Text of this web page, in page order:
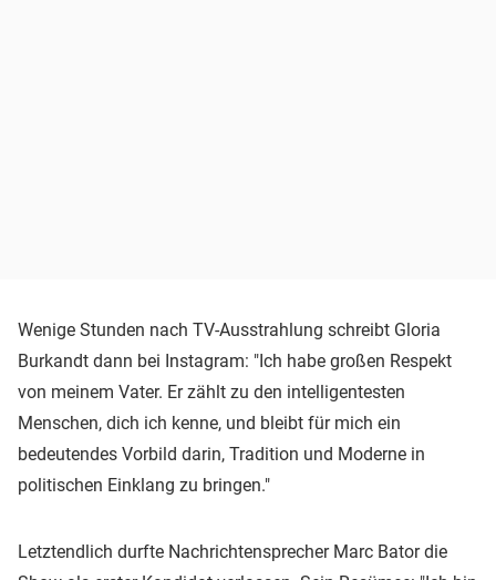
Wenige Stunden nach TV-Ausstrahlung schreibt Gloria
Burkandt dann bei Instagram: "Ich habe großen Respekt
von meinem Vater. Er zählt zu den intelligentesten
Menschen, dich ich kenne, und bleibt für mich ein
bedeutendes Vorbild darin, Tradition und Moderne in
politischen Einklang zu bringen."
Letztendlich durfte Nachrichtensprecher Marc Bator die